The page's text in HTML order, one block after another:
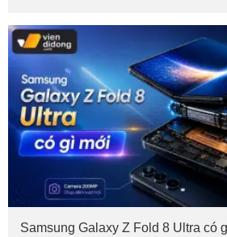
Samsung Galaxy Z Fold 8 Ultra có